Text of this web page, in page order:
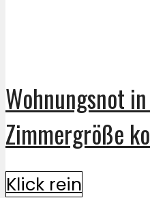
Wohnungsnot
Zimmergröße
Klick rein